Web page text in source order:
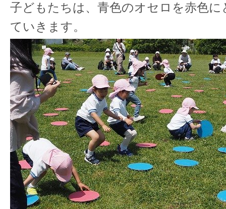
子どもたちは、青色のオセロを赤色
ていきます。